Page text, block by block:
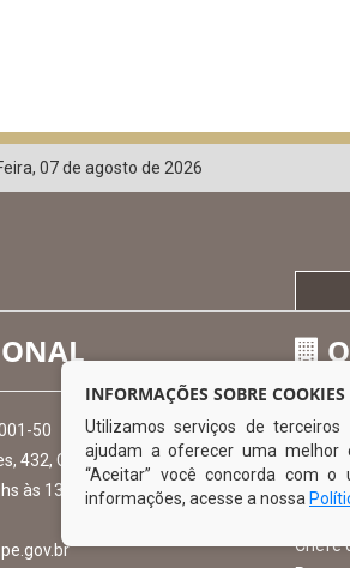
, 07 de agosto de 2026
50
432, Centro - CEP: 56-580-000
às 13:00hs
O
Vice
Chefe
INFORMAÇÕES SOBRE COOKIES
Utilizamos serviços de
ajudam a oferecer uma melhor
“Aceitar” você concorda com
informações, acesse a nossa